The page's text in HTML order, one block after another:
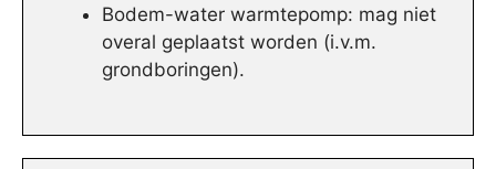
Bodem-water warmtepomp: mag niet
overal geplaatst worden (i.v.m.
grondboringen).